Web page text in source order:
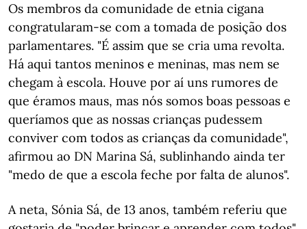
Os membros da comunidade de etnia cigana
congratularam-se com a tomada de posição dos
parlamentares. "É assim que se cria uma revolta.
Há aqui tantos meninos e meninas, mas nem se
chegam à escola. Houve por aí uns rumores de
que éramos maus, mas nós somos boas pessoas e
queríamos que as nossas crianças pudessem
conviver com todos as crianças da comunidade",
afirmou ao DN Marina Sá, sublinhando ainda ter
"medo de que a escola feche por falta de alunos".
A neta, Sónia Sá, de 13 anos, também referiu que